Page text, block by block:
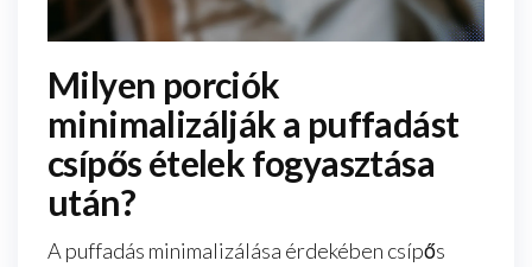
Milyen porciók
minimalizálják a puffadást
csípős ételek fogyasztása
után?
A puffadás minimalizálása érdekében csípős